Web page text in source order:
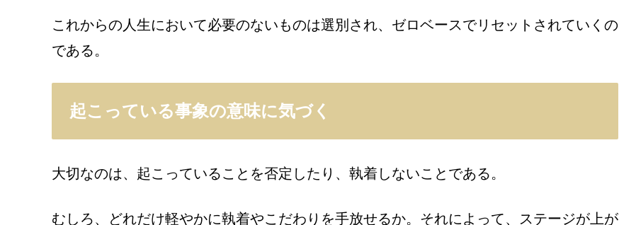
これからの人生において必要のないものは選別され、ゼロベースでリセットされていくの
である。
起こっている事象の意味に気づく
大切なのは、起こっていることを否定したり、執着しないことである。
むしろ、どれだけ軽やかに執着やこだわりを手放せるか。それによって、ステージが上が